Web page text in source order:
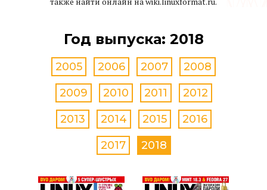
Год выпуска: 2018
2005 2006 2007
2008
2009
2010 2011
2012
2013
2014 2015
2016
2017
2018